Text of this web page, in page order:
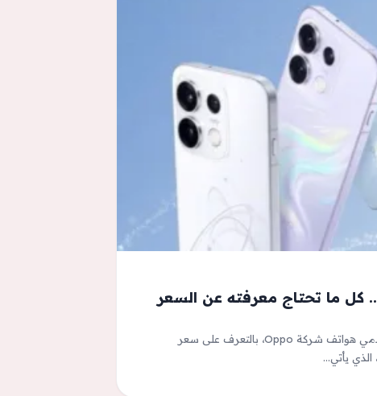
هاتف OPPO Reno16 Pro 5G.. كل ما تحتاج معرفته عن السعر
OPPO Reno16 Pro.. يهتم الكثير من مستخدمي هواتف شركة Oppo، بالتعرف على سعر